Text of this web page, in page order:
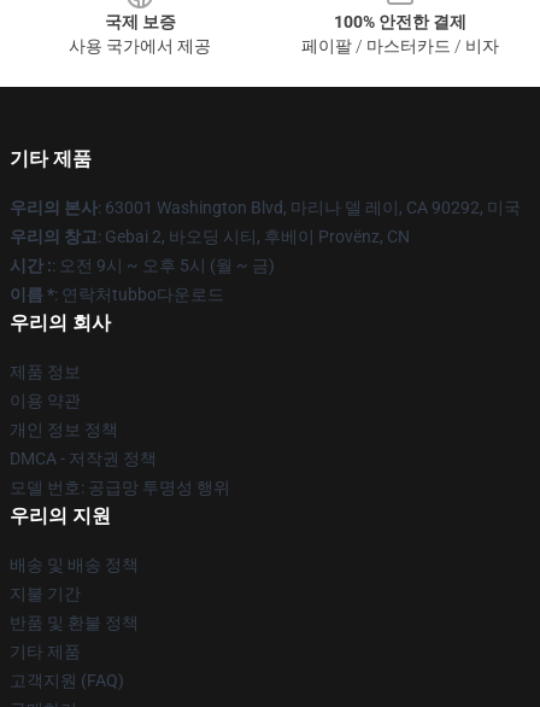
국제 보증
사용 국가에서 제공
100% 안전한 결제
페이팔 / 마스터카드 / 비자
기타 제품
우리의 본사: 63001 Washington Blvd, 마리나 델 레이, CA 90292, 미국
우리의 창고: Gebai 2, 바오딩 시티, 후베이 Provënz, CN
시간 :: 오전 9시 ~ 오후 5시 (월 ~ 금)
이름 *: 연락처tubbo다운로드
우리의 회사
제품 정보
이용 약관
개인 정보 정책
DMCA - 저작권 정책
모델 번호: 공급망 투명성 행위
우리의 지원
배송 및 배송 정책
지불 기간
반품 및 환불 정책
기타 제품
고객지원 (FAQ)